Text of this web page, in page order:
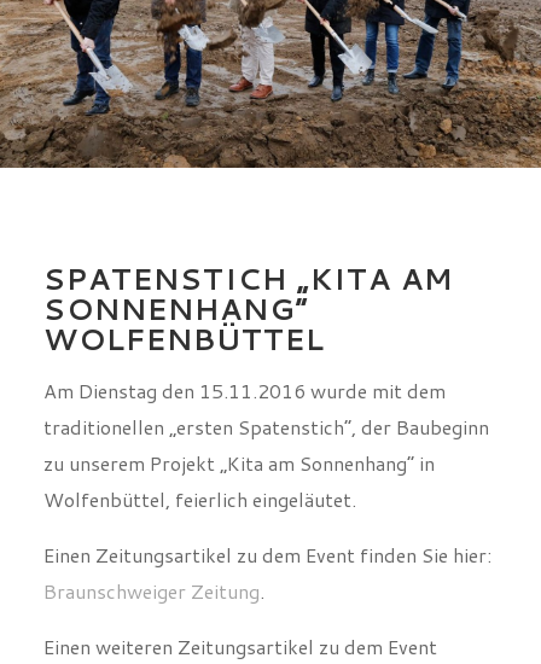
SPATENSTICH „KITA AM
SONNENHANG“
WOLFENBÜTTEL
Am Dienstag den 15.11.2016 wurde mit dem
traditionellen „ersten Spatenstich“, der Baubeginn
zu unserem Projekt „Kita am Sonnenhang“ in
Wolfenbüttel, feierlich eingeläutet.
Einen Zeitungsartikel zu dem Event finden Sie hier:
Braunschweiger Zeitung.
Einen weiteren Zeitungsartikel zu dem Event